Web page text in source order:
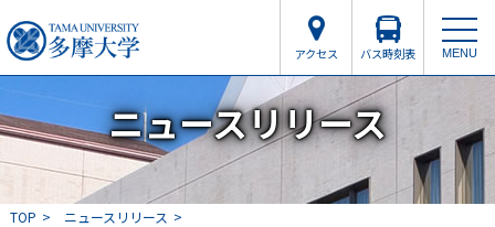
アクセス バス時刻表 MENU
ニュースリリース
TOP ニュースリリース